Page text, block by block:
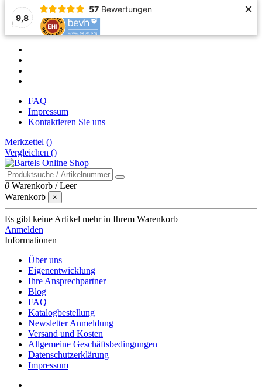
9,8
57 Bewertungen ×
FAQ
Impressum
Kontaktieren Sie uns
Merkzettel ()
Vergleichen ()
0 Warenkorb /Leer
Warenkorb
×
Es gibt keine Artikel mehr in Ihrem Warenkorb
Anmelden
Informationen
Über uns
Eigenentwicklung
Ihre Ansprechpartner
Blog
FAQ
Katalogbestellung
Newsletter Anmeldung
Versand und Kosten
Allgemeine Geschäftsbedingungen
Datenschutzerklärung
Impressum